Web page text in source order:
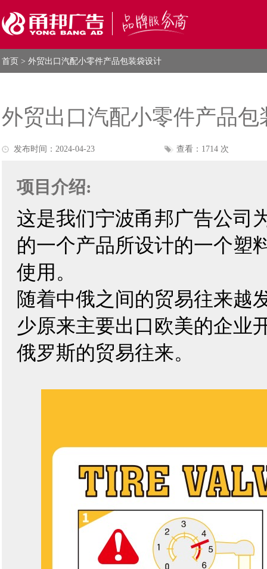
首页 > 外贸出口汽配小零件产品包装袋设计
外贸出口汽配小零件产品包
发布时间：2024-04-23 查看：1714 次
项目介绍:
这是我们宁波甬邦广告公司
的一个产品所设计的一个塑
使用。
随着中俄之间的贸易往来越
少原来主要出口欧美的企业
俄罗斯的贸易往来。